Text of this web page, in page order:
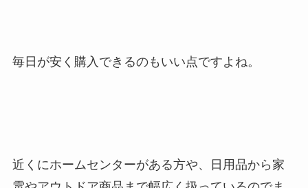
毎日が安く購入できるのもいい点ですよね。
近くにホームセンターがある方や、日用品から家